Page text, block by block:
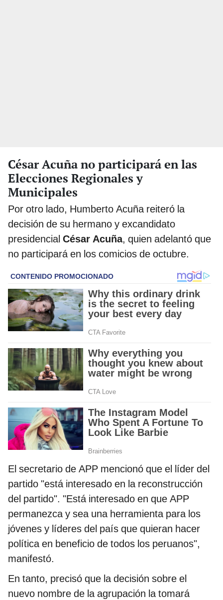
César Acuña no participará en las
Elecciones Regionales y
Municipales
Por otro lado, Humberto Acuña reiteró la
decisión de su hermano y excandidato
presidencial César Acuña, quien adelantó que
no participará en los comicios de octubre.
El secretario de APP mencionó que el líder del
partido "está interesado en la reconstrucción
del partido". "Está interesado en que APP
permanezca y sea una herramienta para los
jóvenes y líderes del país que quieran hacer
política en beneficio de todos los peruanos",
manifestó.
En tanto, precisó que la decisión sobre el
nuevo nombre de la agrupación la tomará